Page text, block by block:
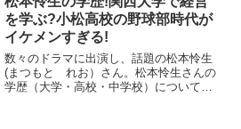
優・モデル（メン...
を学ぶ?小松高校の野球部時代が
イケメンすぎる!
数々のドラマに出演し、話題の松本怜生
(まつもと れお）さん。松本怜生さんの
学歴（大学・高校・中学校）についてま